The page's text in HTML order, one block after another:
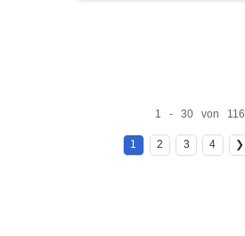
1 - 30 von 116
1 2 3 4 ❯